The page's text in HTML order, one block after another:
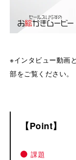
※インタビュー動画
部をご覧ください。
Point
課題